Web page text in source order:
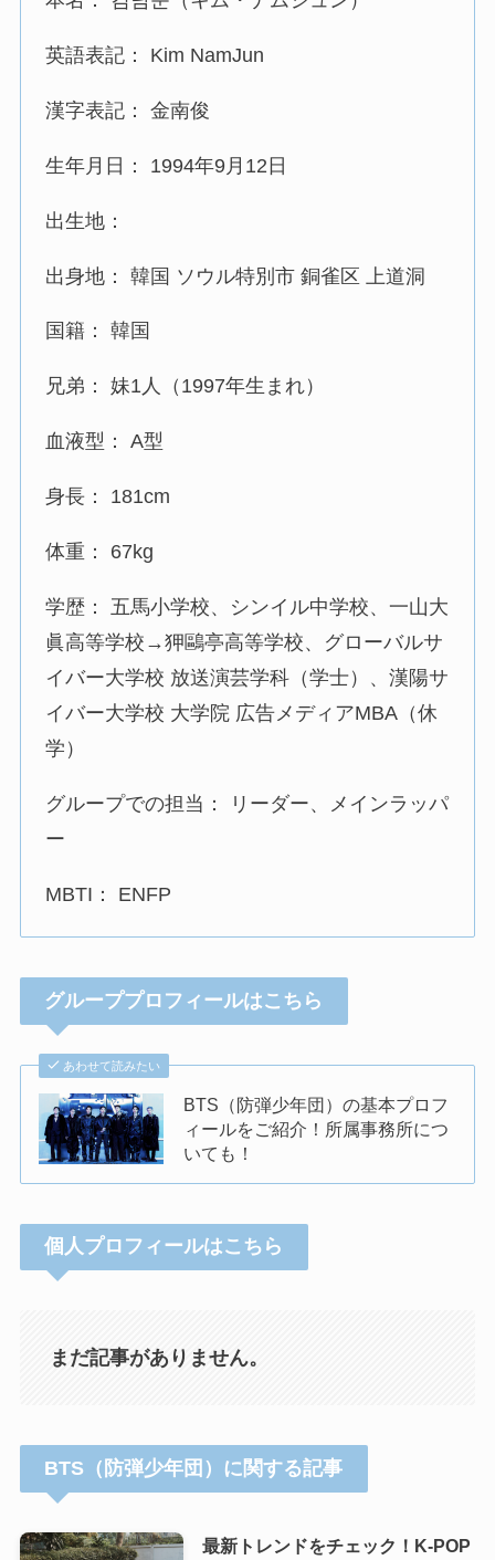
英語表記： Kim NamJun
漢字表記： 金南俊
生年月日： 1994年9月12日
出生地：
出身地： 韓国 ソウル特別市 銅雀区 上道洞
国籍： 韓国
兄弟： 妹1人（1997年生まれ）
血液型： A型
身長： 181cm
体重： 67kg
学歴： 五馬小学校、シンイル中学校、一山大
眞高等学校→狎鷗亭高等学校、グローバルサ
イバー大学校 放送演芸学科（学士）、漢陽サ
イバー大学校 大学院 広告メディアMBA（休
学）
グループでの担当： リーダー、メインラッパ
ー
MBTI： ENFP
グループプロフィールはこちら
あわせて読みたい
BTS（防弾少年団）の基本プロフ
ィールをご紹介！所属事務所につ
いても！
個人プロフィールはこちら
まだ記事がありません。
BTS（防弾少年団）に関する記事
最新トレンドをチェック！K-POP